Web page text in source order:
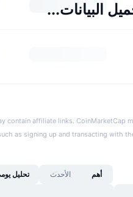
البيانات...
contain affiliate links. CoinMarketCap
as signing up and transacting with
أهم الأحدث تحليل